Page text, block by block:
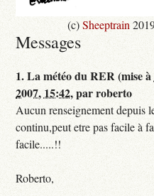
(c)Sheeptrain
Messages
1.La météo du RER (mise
2007, 15:42,parroberto
Aucun renseignement depuis
continu,peut etre pas facile à
facile.....!!
Roberto,